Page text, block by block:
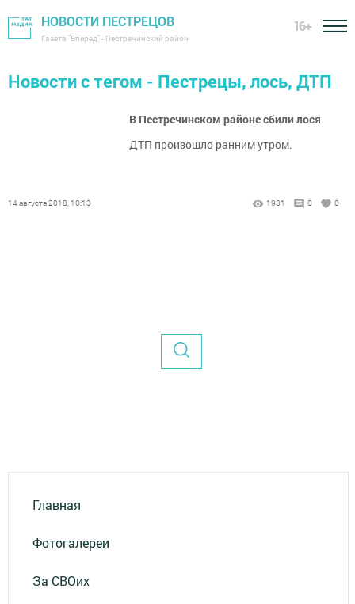
НОВОСТИ ПЕСТРЕЦОВ
Газета "Вперед" - Пестречинский район
16+
Новости с тегом - Пестрецы, лось, ДТП
В Пестречинском районе сбили лося
ДТП произошло ранним утром.
14 августа 2018, 10:13 1981 0 0
Главная
Фотогалереи
За СВОих